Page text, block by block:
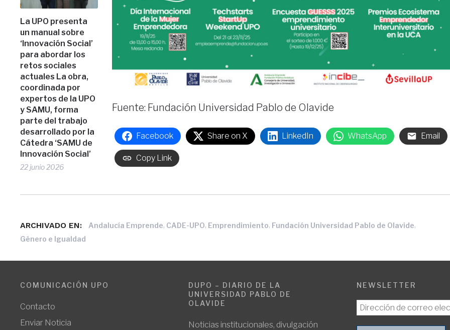
La UPO presenta
un manual sobre
‘Innovación Social’
para abordar los
retos sociales
actuales La obra,
coordinada por
expertos de la UPO
y SAMU, forma
parte del trabajo
desarrollado por la
Cátedra ‘SAMU de
Innovación Social’
22 junio 2026
Fuente: Fundación Universidad Pablo de Olavide
Facebook Share on X LinkedIn WhatsApp Email
Copy Link
ARCHIVADO EN: Andalucía Emprende, CADE-UPO, Emprendimiento, Fundación Universidad Pablo de Olavide,
Género e Igualdad
COMUNICACIÓN UPO
Contacto
Enviar Noticia
DUPO – DIARIO DE LA
UNIVERSIDAD PABLO DE
OLAVIDE
Noticias institucionales, divulgación
NEWSLETTER